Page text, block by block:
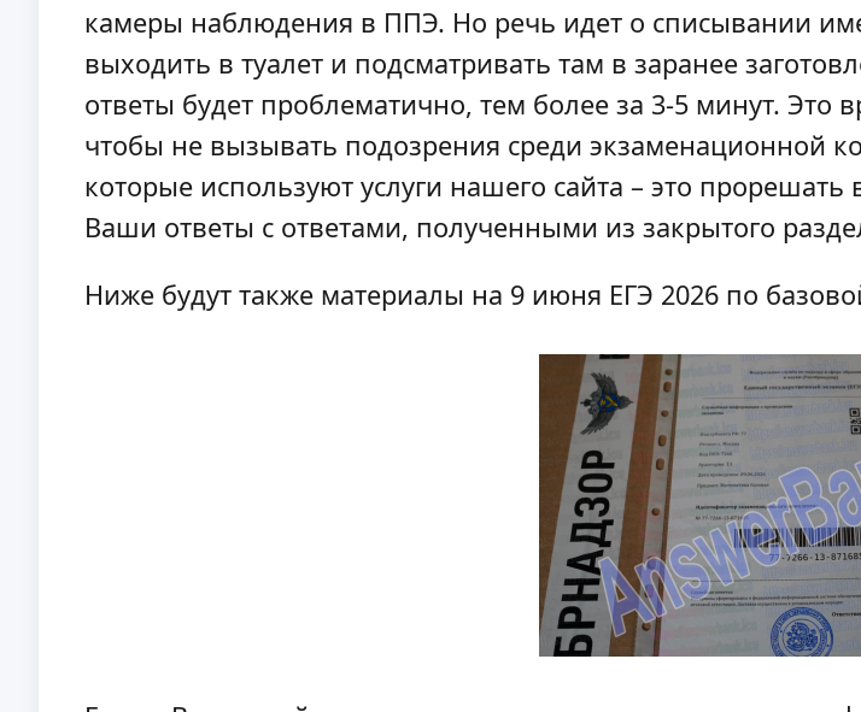
камеры наблюдения в ППЭ. Но речь идет о списывании
выходить в туалет и подсматривать там в заранее
ответы будет проблематично, тем более за 3-5 минут. Это
чтобы не вызывать подозрения среди экзаменационной
которые используют услуги нашего сайта – это
Ваши ответы с ответами, полученными из закрытого
Ниже будут также материалы на 9 июня ЕГЭ 2026 по